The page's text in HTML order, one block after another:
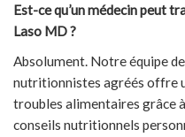
Est-ce qu’un médecin peut
Laso MD ?
Absolument. Notre équipe
nutritionnistes agréés offre
troubles alimentaires grâce
conseils nutritionnels